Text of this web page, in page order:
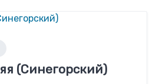
(Синегорский)